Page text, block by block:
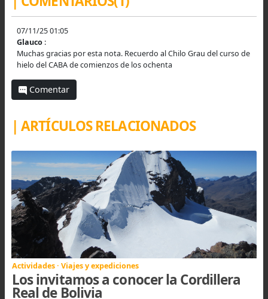
Estuvo por dos años más en Argentina hasta
se fue a Nueva Zelanda por cinco años más.
Integrantes de la expedición de Ojos del Salado 1990
(Ricardo “
El Chilo”Grau, Diego Rieznik, José María “
Jiménez, Alfredo Grau y Javier Jiménez)